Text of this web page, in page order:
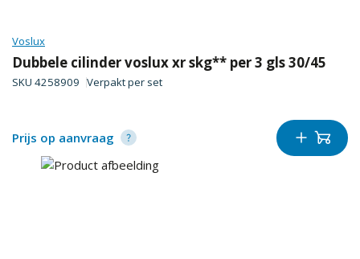
Voslux
Dubbele cilinder voslux xr skg** per 3 gls 30/45
SKU 4258909 Verpakt per set
Prijs op aanvraag